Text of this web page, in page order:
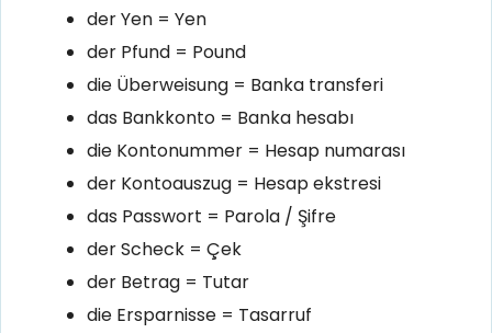
der Yen = Yen
der Pfund = Pound
die Überweisung = Banka transferi
das Bankkonto = Banka hesabı
die Kontonummer = Hesap numarası
der Kontoauszug = Hesap ekstresi
das Passwort = Parola / Şifre
der Scheck = Çek
der Betrag = Tutar
die Ersparnisse = Tasarruf